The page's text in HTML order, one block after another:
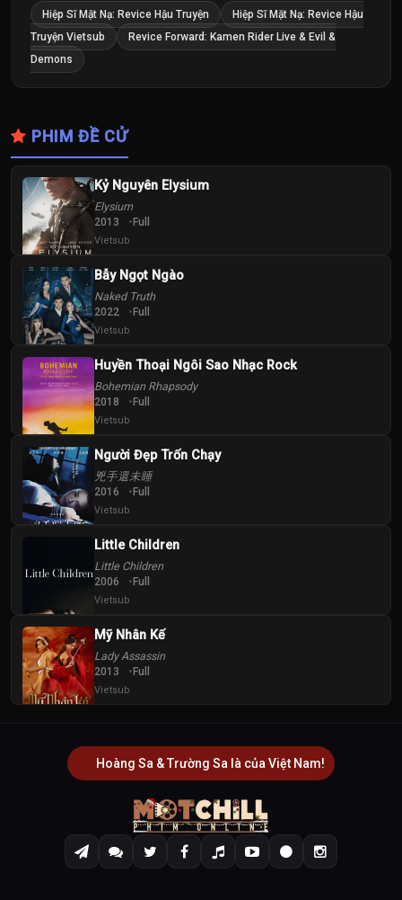
Hiệp Sĩ Mặt Nạ: Revice Hậu Truyện
Hiệp Sĩ Mặt Nạ: Revice Hậu
Truyện Vietsub
Revice Forward: Kamen Rider Live & Evil &
Demons
PHIM ĐỀ CỬ
Kỷ Nguyên Elysium
Elysium
2013 Full
Vietsub
Bẫy Ngọt Ngào
Naked Truth
2022 Full
Vietsub
Huyền Thoại Ngôi Sao Nhạc Rock
Bohemian Rhapsody
2018 Full
Vietsub
Người Đẹp Trốn Chạy
兇手還未睡
2016 Full
Vietsub
Little Children
Little Children
2006 Full
Vietsub
Mỹ Nhân Kế
Lady Assassin
2013 Full
Vietsub
Hoàng Sa & Trường Sa là của Việt Nam!